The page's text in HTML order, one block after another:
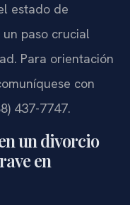
estado de
paso crucial
Para orientación
con
437-7747.
un divorcio
en